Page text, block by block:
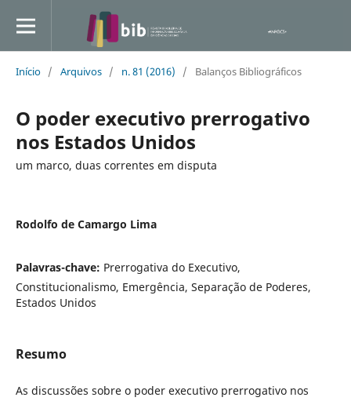
Início / Arquivos / n. 81 (2016) / Balanços Bibliográficos
O poder executivo prerrogativo
nos Estados Unidos
um marco, duas correntes em disputa
Rodolfo de Camargo Lima
Palavras-chave: Prerrogativa do Executivo,
Constitucionalismo, Emergência, Separação de Poderes,
Estados Unidos
Resumo
As discussões sobre o poder executivo prerrogativo nos